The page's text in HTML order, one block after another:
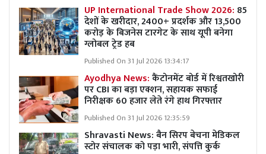
UP International Trade Show 2026: 85
देशों के खरीदार, 2400+ प्रदर्शक और 13,500
करोड़ के बिजनेस टारगेट के साथ यूपी बनेगा
ग्लोबल ट्रेड हब
Published On 31 Jul 2026 13:34:17
Ayodhya News:कैंटोनमेंट बोर्ड में रिश्वतखोरी
पर CBI का बड़ा एक्शन, सहायक सफाई
निरीक्षक 60 हजार लेते रंगे हाथ गिरफ्तार
Published On 31 Jul 2026 12:35:59
Shravasti News:बैन सिरप बेचना मेडिकल
स्टोर संचालक को पड़ा भारी, संपत्ति कुर्क